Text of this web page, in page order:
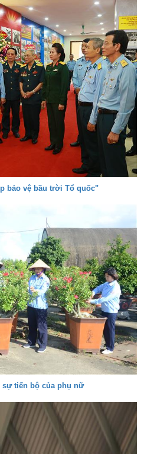
bảo vệ bầu trời Tổ quốc"
sự tiến bộ của phụ nữ